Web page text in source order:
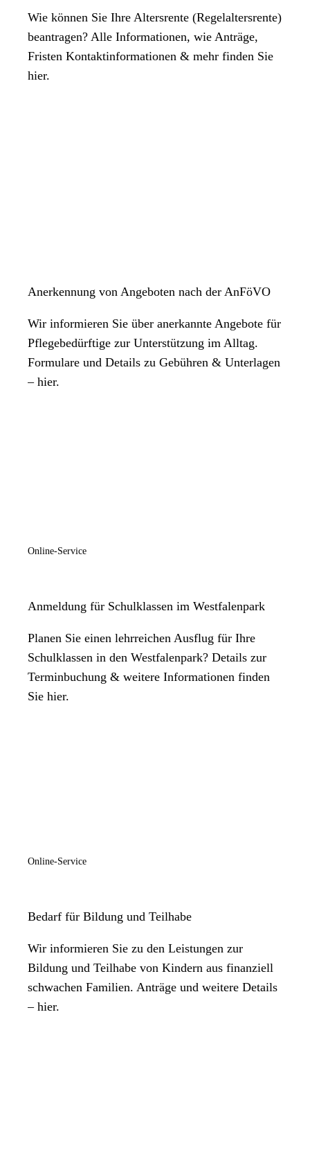
Wie können Sie Ihre Altersrente (Regelaltersrente)
beantragen? Alle Informationen, wie Anträge,
Fristen Kontaktinformationen & mehr finden Sie
hier.
Anerkennung von Angeboten nach der AnFöVO
Wir informieren Sie über anerkannte Angebote für
Pflegebedürftige zur Unterstützung im Alltag.
Formulare und Details zu Gebühren & Unterlagen
– hier.
Online-Service
Anmeldung für Schulklassen im Westfalenpark
Planen Sie einen lehrreichen Ausflug für Ihre
Schulklassen in den Westfalenpark? Details zur
Terminbuchung & weitere Informationen finden
Sie hier.
Online-Service
Bedarf für Bildung und Teilhabe
Wir informieren Sie zu den Leistungen zur
Bildung und Teilhabe von Kindern aus finanziell
schwachen Familien. Anträge und weitere Details
– hier.